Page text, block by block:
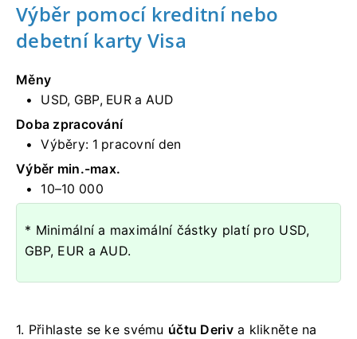
Výběr pomocí kreditní nebo
debetní karty Visa
Měny
USD, GBP, EUR a AUD
Doba zpracování
Výběry: 1 pracovní den
Výběr min.-max.
10–10 000
* Minimální a maximální částky platí pro USD,
GBP, EUR a AUD.
1. Přihlaste se ke svému účtu Deriva klikněte na